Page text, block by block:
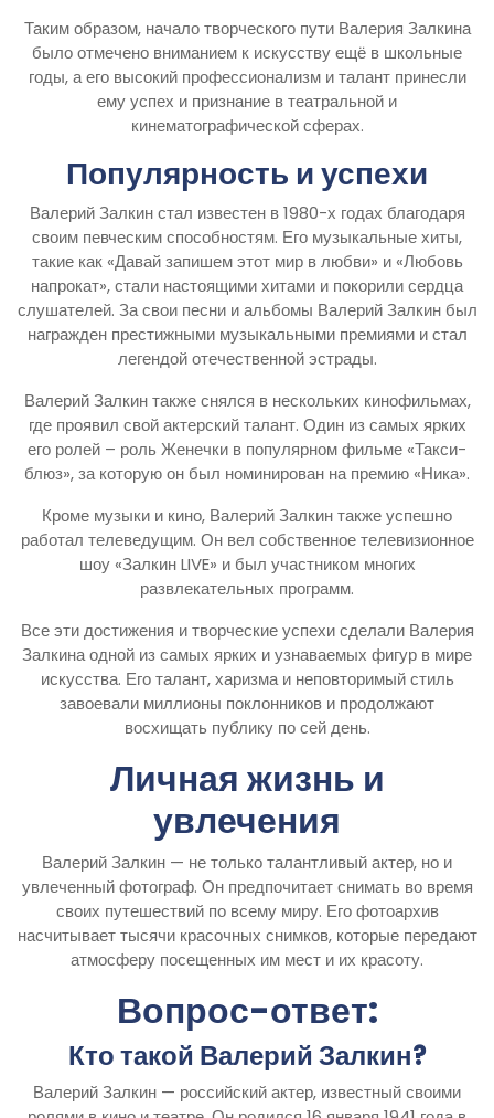
Таким образом, начало творческого пути Валерия Залкина
было отмечено вниманием к искусству ещё в школьные
годы, а его высокий профессионализм и талант принесли
ему успех и признание в театральной и
кинематографической сферах.
Популярность и успехи
Валерий Залкин стал известен в 1980-х годах благодаря
своим певческим способностям. Его музыкальные хиты,
такие как «Давай запишем этот мир в любви» и «Любовь
напрокат», стали настоящими хитами и покорили сердца
слушателей. За свои песни и альбомы Валерий Залкин был
награжден престижными музыкальными премиями и стал
легендой отечественной эстрады.
Валерий Залкин также снялся в нескольких кинофильмах,
где проявил свой актерский талант. Один из самых ярких
его ролей – роль Женечки в популярном фильме «Такси-
блюз», за которую он был номинирован на премию «Ника».
Кроме музыки и кино, Валерий Залкин также успешно
работал телеведущим. Он вел собственное телевизионное
шоу «Залкин LIVE» и был участником многих
развлекательных программ.
Все эти достижения и творческие успехи сделали Валерия
Залкина одной из самых ярких и узнаваемых фигур в мире
искусства. Его талант, харизма и неповторимый стиль
завоевали миллионы поклонников и продолжают
восхищать публику по сей день.
Личная жизнь и
увлечения
Валерий Залкин — не только талантливый актер, но и
увлеченный фотограф. Он предпочитает снимать во время
своих путешествий по всему миру. Его фотоархив
насчитывает тысячи красочных снимков, которые передают
атмосферу посещенных им мест и их красоту.
Вопрос-ответ:
Кто такой Валерий Залкин?
Валерий Залкин — российский актер, известный своими